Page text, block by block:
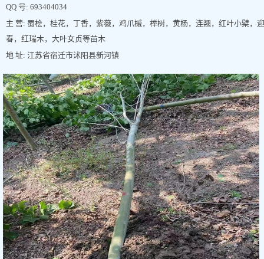
QQ 号: 693404034
主 营: 蜀桧，桂花，丁香，紫薇，鸡爪槭，榉树，黄杨，连翘，红叶小檗，迎
春，红瑞木，大叶女贞等苗木
地 址: 江苏省宿迁市沭阳县新河镇